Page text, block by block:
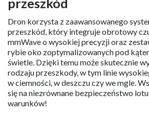
Dron korzysta z zaawansowanego
przeszkód, który integruje obrotowy
mmWave o wysokiej precyzji oraz
rybie oko zoptymalizowanych pod
świetle. Dzięki temu może skutecznie
rodzaju przeszkody, w tym linie
w ciemności, w deszczu czy we mgle.
się na niezrównane bezpieczeństwo
warunków!